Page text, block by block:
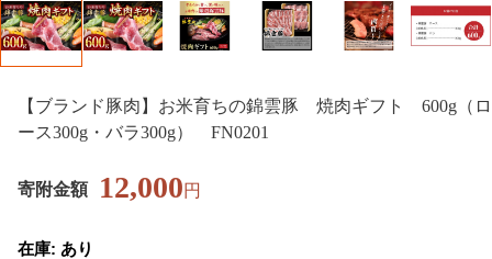
【ブランド豚肉】お米育ちの錦雲豚 焼肉ギフト 600g（ロ
ース300g・バラ300g） FN0201
寄附金額 12,000円
在庫: あり